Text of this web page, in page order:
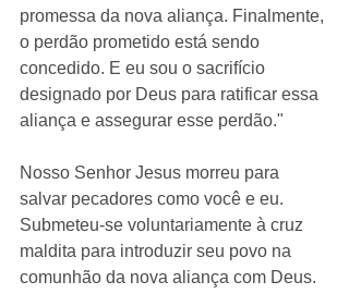
promessa da nova aliança. Finalmente,
o perdão prometido está sendo
concedido. E eu sou o sacrifício
designado por Deus para ratificar essa
aliança e assegurar esse perdão."
Nosso Senhor Jesus morreu para
salvar pecadores como você e eu.
Submeteu-se voluntariamente à cruz
maldita para introduzir seu povo na
comunhão da nova aliança com Deus.